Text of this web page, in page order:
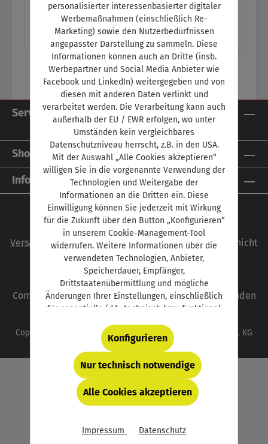
Finale der deutschen Meisterschaft der Kfz-
Mechatroniker fand in Hamburg statt Ein Th…
Mehr
Service-Hotline
Shop Service
Informationen
Alle Preise inkl. gesetzl. Mehrwertsteuer zzgl.
Versandkostenund ggf. Nachnahmegebühren, wenn nicht
anders angegeben.
autoFACHMANN ist eine Marke der Vogel
Communications Group. Unser gesamtes Angebot finden
Sie unterwww.vogel.de.
Copyright © 2026 Vogel Communications Group GmbH & Co. KG
personalisierter interessenbasierter digitaler
Werbemaßnahmen (einschließlich Re-
Marketing) sowie den Nutzerbedürfnissen
angepasster Darstellung zu sammeln. Diese
Informationen können auch an Dritte (insb.
Werbepartner und Social Media Anbieter wie
Facebook und LinkedIn) weitergegeben und von
diesen mit anderen Daten verlinkt und
verarbeitet werden. Die Verarbeitung kann auch
außerhalb der EU / EWR erfolgen, wo unter
Umständen kein vergleichbares
Datenschutzniveau herrscht, z.B. in den USA.
Mit der Auswahl „Alle Cookies akzeptieren“
willigen Sie in die vorgenannte Verwendung der
Technologien und Weitergabe der
Informationen an die Dritten ein. Diese
Einwilligung können Sie jederzeit mit Wirkung
für die Zukunft über den Button „Konfigurieren“
in unserem Cookie-Management-Tool
widerrufen. Weitere Informationen über die
verwendeten Technologien, Anbieter,
Speicherdauer, Empfänger,
Drittstaatenübermittlung und mögliche
Änderungen Ihrer Einstellungen, einschließlich
für essentielle (d.h. technisch bzw. funktional
verlinkten Datenschutzerklärung und hinter
dem Button „Konfigurieren“.
Nur technisch notwendige
Konfigurieren
Alle Cookies akzeptieren
Impressum Datenschutz